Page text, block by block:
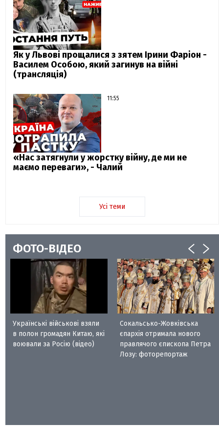
Як у Львові прощалися з зятем Ірини Фаріон -
Василем Особою, який загинув на війні
(трансляція)
11:55
«Нас затягнули у жорстку війну, де ми не
маємо переваги», - Чалий
Усі теми
ФОТО-ВІДЕО
Українські військові взяли
в полон громадян Китаю, які
воювали за Росію (відео)
Сокальсько-Жовківська
єпархія отримала нового
правлячого єпископа Петра
Лозу: фоторепортаж